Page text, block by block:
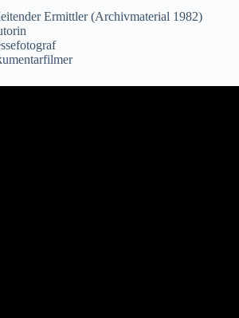
Ermittler (Archivmaterial 1982)